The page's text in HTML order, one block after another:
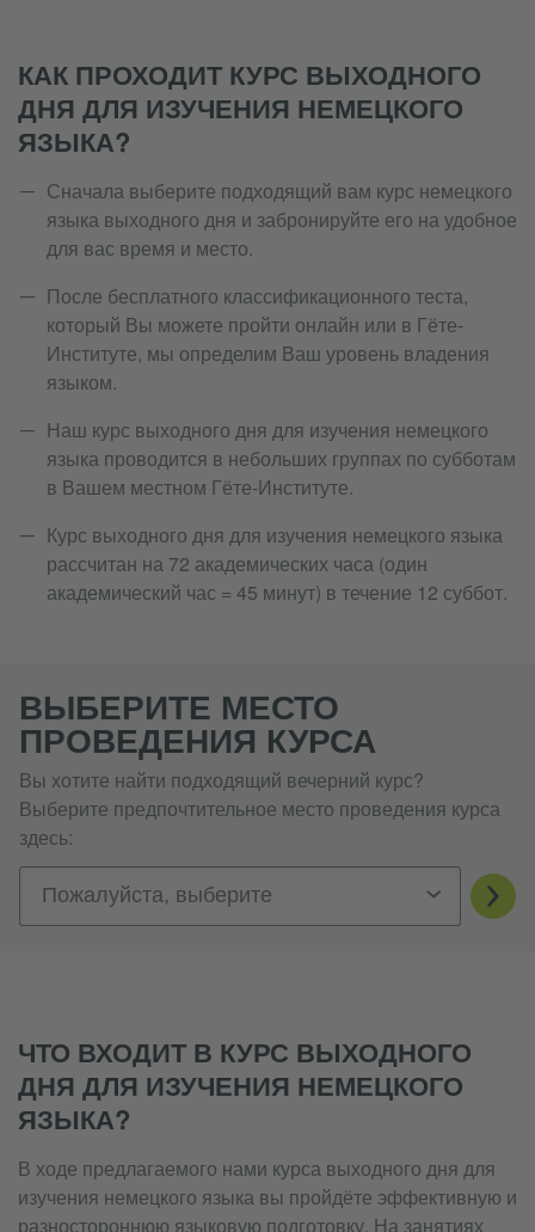
КАК ПРОХОДИТ КУРС ВЫХОДНОГО
ДНЯ ДЛЯ ИЗУЧЕНИЯ НЕМЕЦКОГО
ЯЗЫКА?
Сначала выберите подходящий вам курс немецкого
языка выходного дня и забронируйте его на удобное
для вас время и место.
После бесплатного классификационного теста,
который Вы можете пройти онлайн или в Гёте-
Институте, мы определим Ваш уровень владения
языком.
Наш курс выходного дня для изучения немецкого
языка проводится в небольших группах по субботам
в Вашем местном Гёте-Институте.
Курс выходного дня для изучения немецкого языка
рассчитан на 72 академических часа (один
академический час = 45 минут) в течение 12 суббот.
ВЫБЕРИТЕ МЕСТО
ПРОВЕДЕНИЯ КУРСА
Вы хотите найти подходящий вечерний курс?
Выберите предпочтительное место проведения курса
здесь:
Пожалуйста, выберите
ЧТО ВХОДИТ В КУРС ВЫХОДНОГО
ДНЯ ДЛЯ ИЗУЧЕНИЯ НЕМЕЦКОГО
ЯЗЫКА?
В ходе предлагаемого нами курса выходного дня для
изучения немецкого языка вы пройдёте эффективную и
разностороннюю языковую подготовку. На занятиях